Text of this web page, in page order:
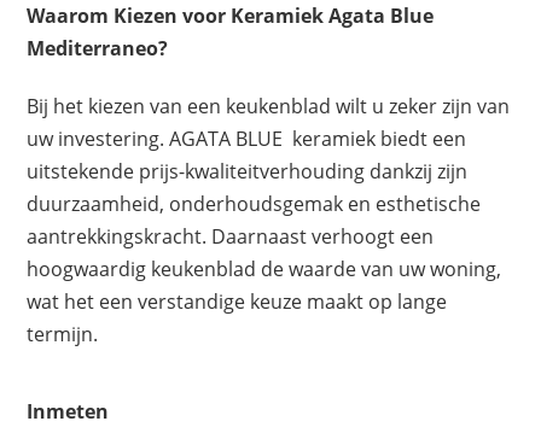
Waarom Kiezen voor Keramiek Agata Blue
Mediterraneo?
Bij het kiezen van een keukenblad wilt u zeker zijn van
uw investering. AGATA BLUE keramiek biedt een
uitstekende prijs-kwaliteitverhouding dankzij zijn
duurzaamheid, onderhoudsgemak en esthetische
aantrekkingskracht. Daarnaast verhoogt een
hoogwaardig keukenblad de waarde van uw woning,
wat het een verstandige keuze maakt op lange
termijn.
Inmeten